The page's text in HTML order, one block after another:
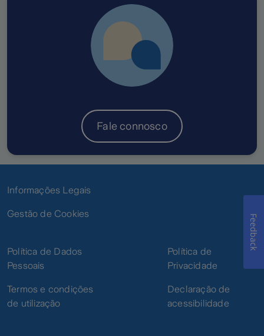
Fale connosco
Informações Legais
Gestão de Cookies
Política de Dados
Pessoais
Termos e condições
de utilização
Política de
Privacidade
Declaração de
acessibilidade
Feedback